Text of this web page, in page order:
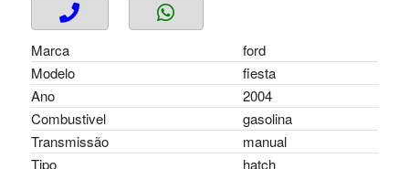
Marca
ford
Modelo
fiesta
Ano
2004
Combustivel
gasolina
Transmissão
manual
Tipo
hatch